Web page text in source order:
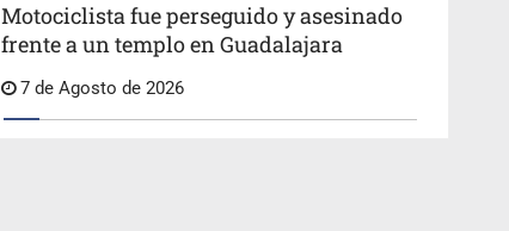
Motociclista fue perseguido y asesinado
frente a un templo en Guadalajara
7 de Agosto de 2026